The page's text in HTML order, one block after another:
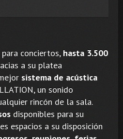
conciertos, hasta 3.500
a su platea
sistema de acústica
un sonido
rincón de la sala.
disponibles para su
espacios a su disposición